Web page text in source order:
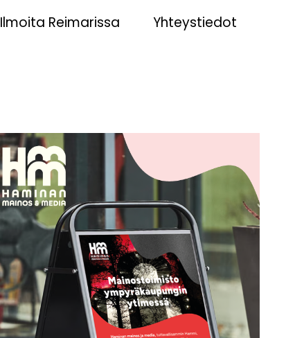
Ilmoita Reimarissa Yhteystiedot